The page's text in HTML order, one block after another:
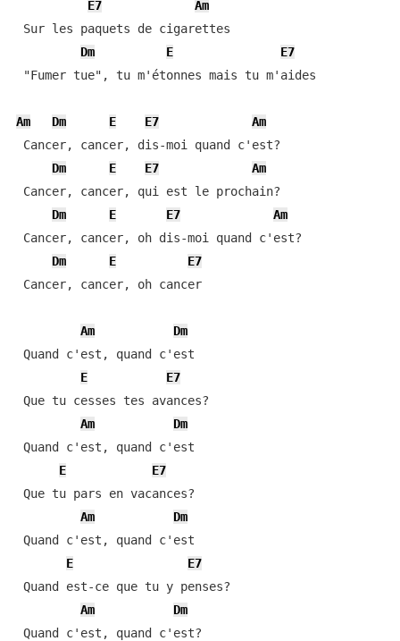
E7
Am
Sur les paquets de cigarettes
Dm
E
E7
"Fumer tue", tu m'étonnes mais tu m'aides
Am Dm E E7
Am
Cancer, cancer, dis-moi quand c'est?
Dm
E E7
Am
Cancer, cancer, qui est le prochain?
Dm
E E7
Am
Cancer, cancer, oh dis-moi quand c'est?
Dm
E
E7
Cancer, cancer, oh cancer
Am
Dm
Quand c'est, quand c'est
E
E7
Que tu cesses tes avances?
Am
Dm
Quand c'est, quand c'est
E
E7
Que tu pars en vacances?
Am
Dm
Quand c'est, quand c'est
E
E7
Quand est-ce que tu y penses?
Am
Dm
Quand c'est, quand c'est?